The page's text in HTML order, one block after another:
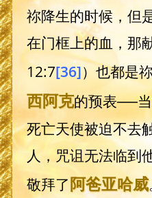
祢降生的时候，但
在门框上的血，那
12:7[36]）也都是
西阿克的预表──当
死亡天使被迫不去
人，咒诅无法临到
敬拜了阿爸亚哈威